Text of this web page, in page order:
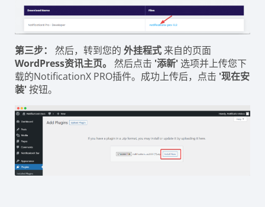
第三步： 然后，转到您的 外挂程式 来自的页面
WordPress资讯主页。 然后点击 '添新' 选项并上传您下
载的NotificationX PRO插件。成功上传后，点击 '现在安
装'按钮。